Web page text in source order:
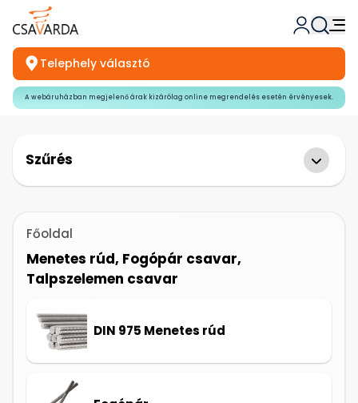
Telephely választó
A webáruházban megjelenő árak kizárólag online megrendelés esetén érvényesek.
Szűrés
Főoldal
Menetes rúd, Fogópár csavar,
Talpszelemen csavar
DIN 975 Menetes rúd